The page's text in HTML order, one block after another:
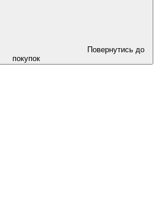
Повернутись до
покупок